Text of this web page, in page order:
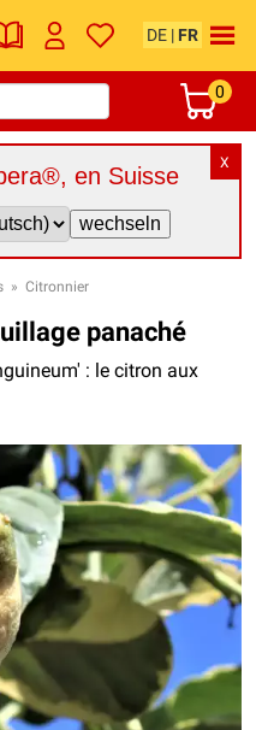
DE | FR
0
X
en Suisse
» Citronnier
panaché
: le citron aux